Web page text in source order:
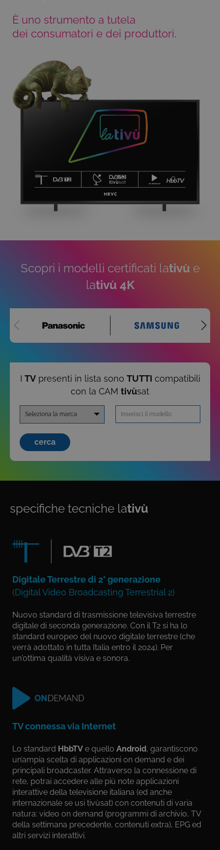
È uno strumento a tutela
dei consumatori e dei produttori.
Scopri i modelli certificati lativù e
lativù 4K
I TVpresenti in lista sono TUTTI compatibili
con la CAM tivùsat
cerca
specifiche tecniche lativù
Digitale Terrestre di 2° generazione
(Digital Video Broadcasting Terrestrial 2)
Nuovo standard di trasmissione televisiva terrestre
digitale di seconda generazione. Con il T2 si ha lo
standard europeo del nuovo digitale terrestre (che
verrà adottato in tutta Italia entro il 2024). Per
un'ottima qualità visiva e sonora.
TV connessa via Internet
Lo standard HbbTV e quello Android, garantiscono
un’ampia scelta di applicazioni on demand e dei
principali broadcaster. Attraverso la connessione di
rete, potrai accedere alle più note applicazioni
interattive della televisione italiana (ed anche
internazionale se usi tivùsat) con contenuti di varia
natura: video on demand (programmi di archivio, TV
della settimana precedente, contenuti extra), EPG ed
altri servizi interattivi.